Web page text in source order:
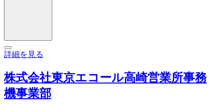
詳細を見る
株式会社東京エコール高崎営業所事務
機事業部